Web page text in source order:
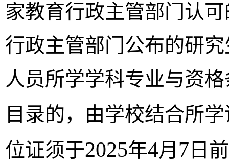
家教育行政主管部门认可
行政主管部门公布的研
人员所学学科专业与资
目录的，由学校结合所
位证须于2025年4月 7 日